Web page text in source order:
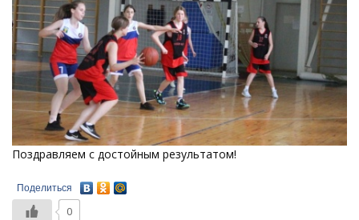
Поздравляем с достойным результатом!
Поделиться
0